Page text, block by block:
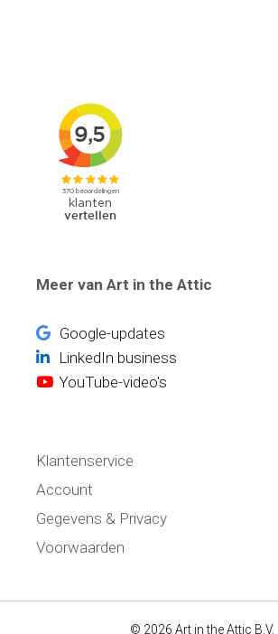
Meer van Art in the Attic
Google-updates
LinkedIn business
YouTube-video's
Klantenservice
Account
Gegevens & Privacy
Voorwaarden
© 2026 Art in the Attic B.V.